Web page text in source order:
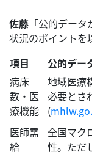
佐藤 「公的デー
状況のポイントを
項目
公的デー
病床
数・医
療機能
地域医療
必要とさ
(
医師需
給
全国マク
性。ただ